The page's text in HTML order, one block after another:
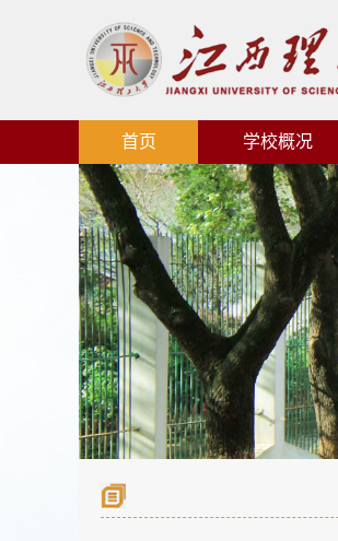
首页 学校概况